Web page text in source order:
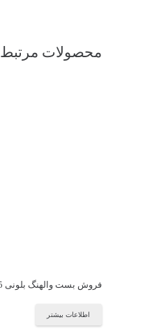
محصولات مرتبط
فروش بست والهنگ بلونی 09121507825
اطلاعات بیشتر